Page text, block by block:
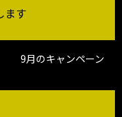
ます
9月のキャンペーン